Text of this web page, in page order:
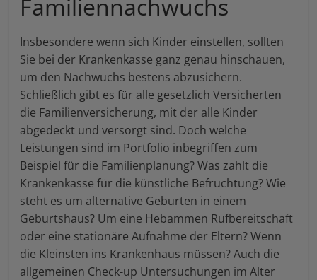
Familiennachwuchs
Insbesondere wenn sich Kinder einstellen, sollten
Sie bei der Krankenkasse ganz genau hinschauen,
um den Nachwuchs bestens abzusichern.
Schließlich gibt es für alle gesetzlich Versicherten
die Familienversicherung, mit der alle Kinder
abgedeckt und versorgt sind. Doch welche
Leistungen sind im Portfolio inbegriffen zum
Beispiel für die Familienplanung? Was zahlt die
Krankenkasse für die künstliche Befruchtung? Wie
steht es um alternative Geburten in einem
Geburtshaus? Um eine Hebammen Rufbereitschaft
oder eine stationäre Aufnahme der Eltern? Wenn
die Kleinsten ins Krankenhaus müssen? Auch die
allgemeinen Check-up Untersuchungen im Alter